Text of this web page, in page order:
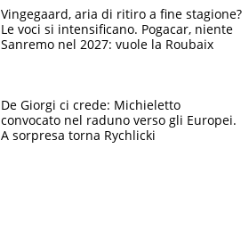
Vingegaard, aria di ritiro a fine stagione?
Le voci si intensificano. Pogacar, niente
Sanremo nel 2027: vuole la Roubaix
De Giorgi ci crede: Michieletto
convocato nel raduno verso gli Europei.
A sorpresa torna Rychlicki